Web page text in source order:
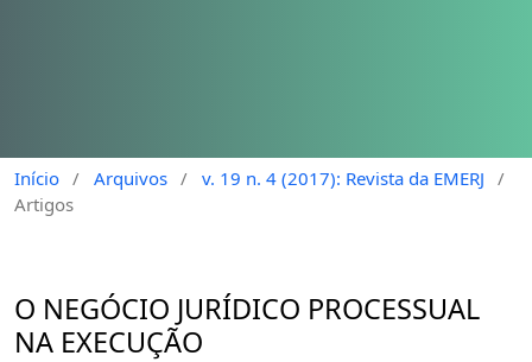
Início / Arquivos / v. 19 n. 4 (2017): Revista da EMERJ
/
Artigos
O NEGÓCIO JURÍDICO PROCESSUAL
NA EXECUÇÃO